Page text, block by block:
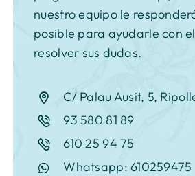
nuestro equipo le
posible para ayudarle con
resolver sus dudas.
C/ Palau Ausit, 5,
93 580 81 89
610 25 94 75
Whatsapp: 610259475